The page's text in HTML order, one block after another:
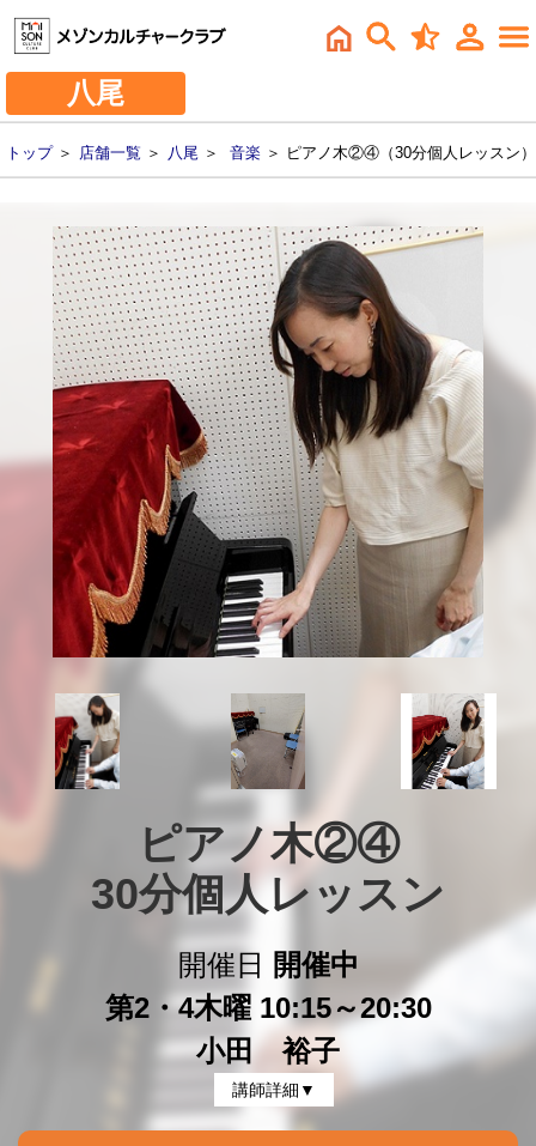
八尾
トップ＞ 店舗一覧 ＞ 八尾 ＞ 音楽 ＞ ピアノ木②④（30分個人レッスン）
ピアノ木②④
30分個人レッスン
開催日
開催中
第2・4木曜 10:15～20:30
小田 裕子
講師詳細▼